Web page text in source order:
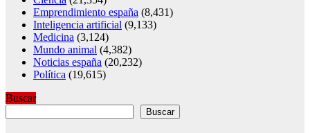
Emprendimiento españa (8,431)
Inteligencia artificial (9,133)
Medicina (3,124)
Mundo animal (4,382)
Noticias españa (20,232)
Política (19,615)
Buscar
Buscar